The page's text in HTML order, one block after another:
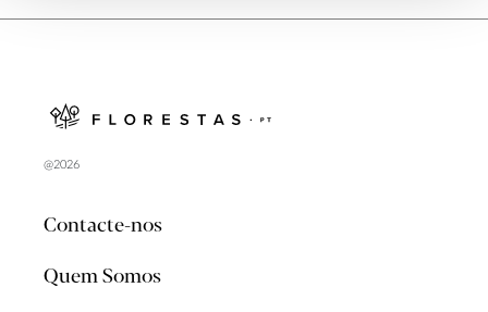
@2026
Contacte-nos
Quem Somos